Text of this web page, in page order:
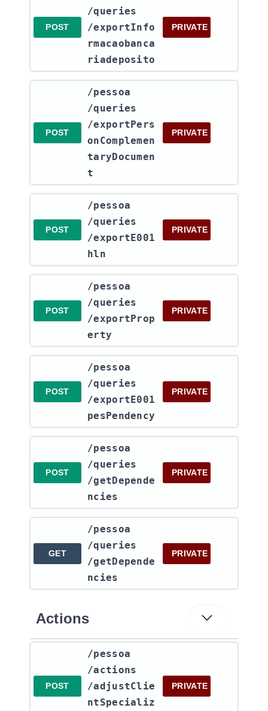
POST
/queries​
/exportInfo
rmacaobanca
riadeposito
PRIVATE
POST
​/pessoa​
/queries​
/exportPers
onComplemen
taryDocumen
t
PRIVATE
POST
​/pessoa​
/queries​
/exportE001
hln
PRIVATE
POST
​/pessoa​
/queries​
/exportProp
erty
PRIVATE
POST
​/pessoa​
/queries​
/exportE001
pesPendency
PRIVATE
POST
​/pessoa​
/queries​
/getDepende
ncies
PRIVATE
GET
​/pessoa​
/queries​
/getDepende
ncies
PRIVATE
Actions
POST
​/pessoa​
/actions​
/adjustClie
ntSpecializ
PRIVATE